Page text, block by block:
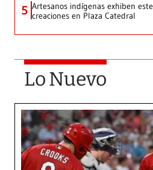
5 Artesanos indígenas exhiben
creaciones en Plaza Catedral
Lo Nuevo